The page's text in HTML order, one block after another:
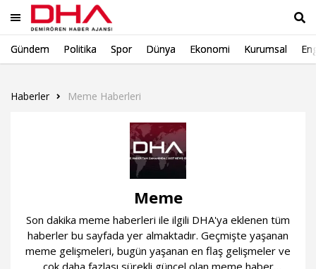
Gündem Politika Spor Dünya Ekonomi Kurumsal
Haberler Meme Haberleri
Meme
Son dakika meme haberleri ile ilgili DHA'ya eklenen tüm
haberler bu sayfada yer almaktadır. Geçmişte yaşanan
meme gelişmeleri, bugün yaşanan en flaş gelişmeler ve
çok daha fazlası sürekli güncel olan meme haber